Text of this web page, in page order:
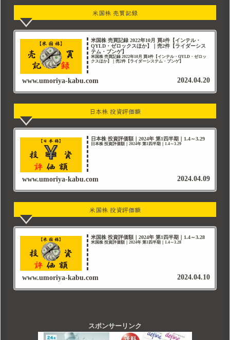
米国株 売買記録
米国株 売買記録 2022年10月 買4件【インテル・
QYLD・ゼロックスほか】｜売2件【ライダーシス
テム・ブンゲ】
米国株 売買記録 2022年10月 買4件【インテル・QYLD・ゼロッ
クスほか】｜売2件【ライダーシステム・ブンゲ】
www.umoriya-kabu.com 2024.04.20
日本株 投資評価額
日本株 投資評価額｜2024年 第1四半期｜1.4～3.29
日本株 投資評価額｜2024年 第1四半期｜1.4～3.29
www.umoriya-kabu.com 2024.04.09
米国株 投資評価額
米国株 投資評価額｜2024年 第1四半期｜1.4～3.28
米国株 投資評価額｜2024年 第1四半期｜1.4～3.28
www.umoriya-kabu.com 2024.04.10
スポンサーリンク